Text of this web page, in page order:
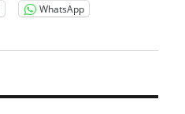
WhatsApp